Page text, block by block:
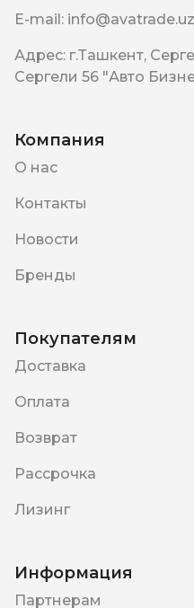
E-mail: info@avatrade.uz
Адрес: г.Ташкент,
Сергели 56 "Авто
Компания
О нас
Контакты
Новости
Бренды
Покупателям
Доставка
Оплата
Возврат
Рассрочка
Лизинг
Информация
Партнерам